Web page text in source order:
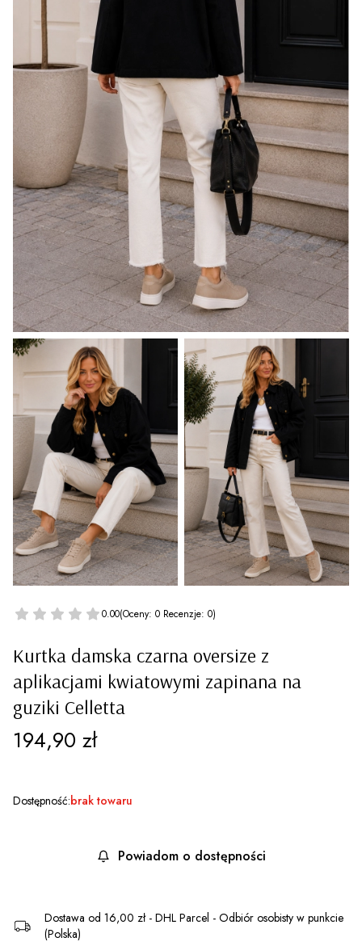
0.00(Oceny: 0 Recenzje: 0)
Kurtka damska czarna oversize z
aplikacjami kwiatowymi zapinana na
guziki Celletta
Cena
194,90 zł
Dostępność:brak towaru
Powiadom o dostępności
Dostawa od 16,00 zł - DHL Parcel - Odbiór osobisty w punkcie
(Polska)